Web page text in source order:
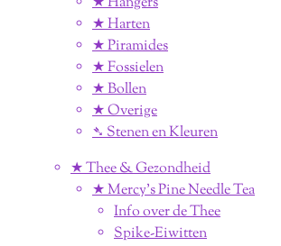
★ Harten
★ Piramides
★ Fossielen
★ Bollen
★ Overige
➴ Stenen en Kleuren
★ Thee & Gezondheid
★ Mercy's Pine Needle Tea
Info over de Thee
Spike-Eiwitten